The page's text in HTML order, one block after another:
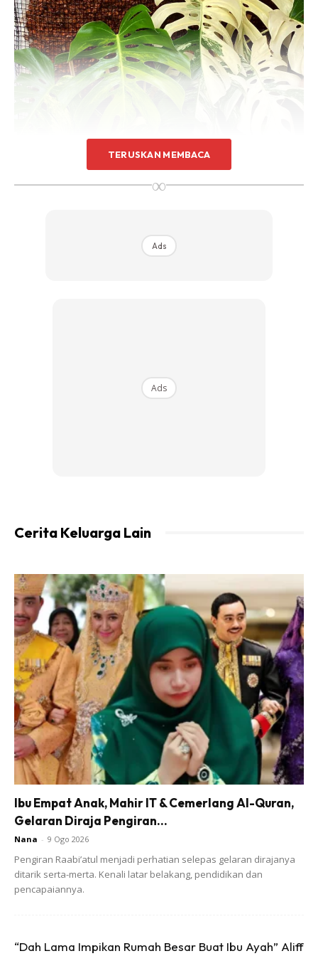
gambar:
1) Monstera Albo Marble (daun putih hijau besar
berlubang2)
TERUSKAN MEMBACA
∞
Ads
Ads
Cerita Keluarga Lain
Ibu Empat Anak, Mahir IT & Cemerlang Al-Quran,
Gelaran Diraja Pengiran...
Nana - 9 Ogo 2026
Pengiran Raabi’atul menjadi perhatian selepas gelaran dirajanya
ditarik serta-merta. Kenali latar belakang, pendidikan dan
pencapaiannya.
“Dah Lama Impikan Rumah Besar Buat Ibu Ayah” Aliff